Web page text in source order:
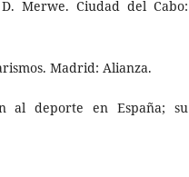
Merwe. Ciudad del Cabo:
Madrid: Alianza.
al deporte en España; su